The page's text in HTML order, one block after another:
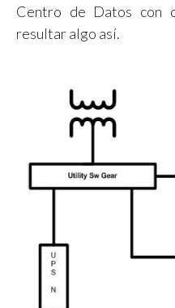
Centro de Datos con
resultar algo así.